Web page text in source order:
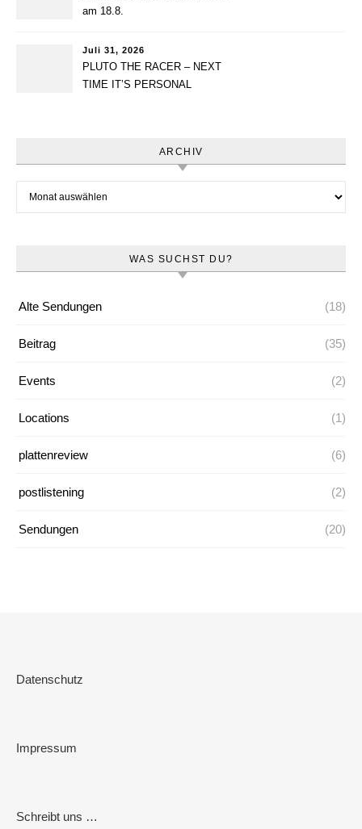
am 18.8.
Juli 31, 2026
PLUTO THE RACER – NEXT
TIME IT’S PERSONAL
ARCHIV
WAS SUCHST DU?
Alte Sendungen (18)
Beitrag (35)
Events (2)
Locations (1)
plattenreview (6)
postlistening (2)
Sendungen (20)
Datenschutz
Impressum
Schreibt uns …